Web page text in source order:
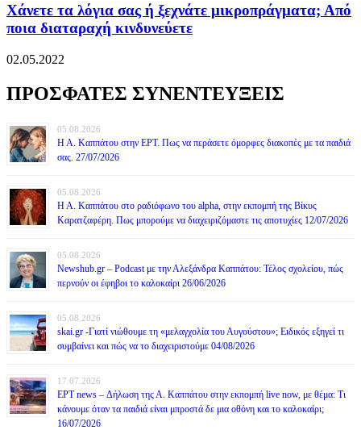
Χάνετε τα λόγια σας ή ξεχνάτε μικροπράγματα; Από
ποια διαταραχή κινδυνεύετε
02.05.2022
ΠΡΟΣΦΑΤΕΣ ΣΥΝΕΝΤΕΥΞΕΙΣ
05.08.2026
Η Α. Καππάτου στην ΕΡΤ. Πως να περάσετε όμορφες διακοπές με τα παιδιά
σας. 27/07/2026
05.08.2026
Η Α. Καππάτου στο ραδιόφωνο του alpha, στην εκπομπή της Βίκυς
Καρατζαφέρη. Πως μπορούμε να διαχειριζόμαστε τις αποτυχίες 12/07/2026
05.08.2026
Newshub.gr – Podcast με την Αλεξάνδρα Καππάτου: Τέλος σχολείου, πώς
περνούν οι έφηβοι το καλοκαίρι 26/06/2026
05.08.2026
skai.gr -Γιατί νιώθουμε τη «μελαγχολία του Αυγούστου»; Ειδικός εξηγεί τι
συμβαίνει και πώς να το διαχειριστούμε 04/08/2026
17.07.2026
ΕΡΤ news – Δήλωση της Α. Καππάτου στην εκπομπή live now, με θέμα: Τι
κάνουμε όταν τα παιδιά είναι μπροστά δε μια οθόνη και το καλοκαίρι;
16/07/2026